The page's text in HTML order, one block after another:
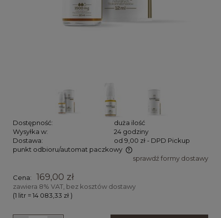
Dostępność:
duża ilość
Wysyłka w:
24 godziny
Dostawa:
od 9,00 zł - DPD Pickup
punkt odbioru/automat paczkowy
Cena nie zawiera ewentualnych kosztów płatności
sprawdź formy dostawy
Cena: 169,00 zł
zawiera 8% VAT, bez kosztów dostawy
(1 litr =14 083,33 zł)